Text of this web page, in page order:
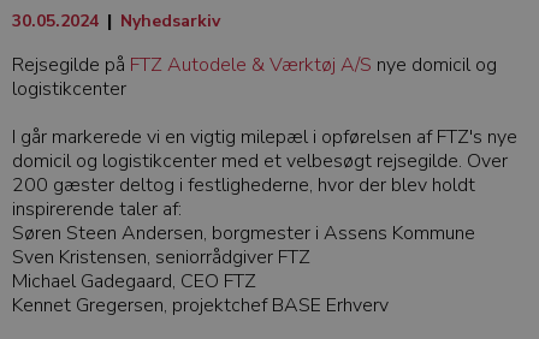
30.05.2024 | Nyhedsarkiv
Rejsegilde på FTZ Autodele & Værktøj A/S nye domicil og
logistikcenter
I går markerede vi en vigtig milepæl i opførelsen af FTZ's nye
domicil og logistikcenter med et velbesøgt rejsegilde. Over
200 gæster deltog i festlighederne, hvor der blev holdt
inspirerende taler af:
Søren Steen Andersen, borgmester i Assens Kommune
Sven Kristensen, seniorrådgiver FTZ
Michael Gadegaard, CEO FTZ
Kennet Gregersen, projektchef BASE Erhverv